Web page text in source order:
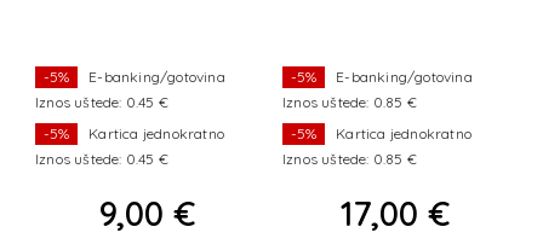
-5%
E-banking/gotovina
Iznos uštede: 0.45 €
-5%
Kartica jednokratno
Iznos uštede: 0.45 €
9,00 €
-5%
E-banking/gotovina
Iznos uštede: 0.85 €
-5%
Kartica jednokratno
Iznos uštede: 0.85 €
17,00 €